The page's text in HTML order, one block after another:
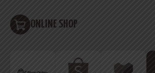
ONLINE SHOP